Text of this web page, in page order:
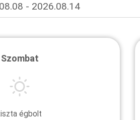
- 2026.08.14
Szombat
égbolt